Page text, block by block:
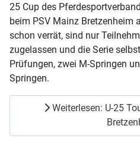
25 Cup des
beim PSV Mainz Bretzenheim
schon verrät, sind nur
zugelassen und die Serie
Prüfungen, zwei M-Springen
Springen.
Weiterlesen: U-25